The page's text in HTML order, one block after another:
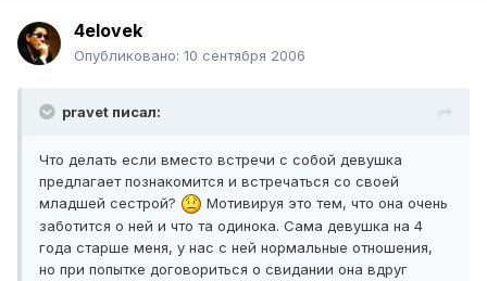
4elovek
Опубликовано: 10 сентября 2006
pravet писал:
Что делать если вместо встречи с собой девушка
предлагает познакомится и встречаться со своей
младшей сестрой?
Мотивируя это тем, что она очень
заботится о ней и что та одинока. Сама девушка на 4
года старше меня, у нас с ней нормальные отношения,
но при попытке договориться о свидании она вдруг